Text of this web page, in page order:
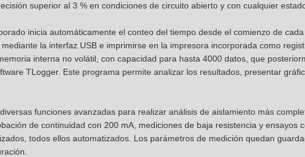
superior al 3 % en condiciones de circuito abierto y con cualquier
inicia automáticamente el conteo del tiempo desde el comienzo de
la interfaz USB e imprimirse en la impresora incorporada como
interna no volátil, con capacidad para hasta 4000 datos, que
TLogger. Este programa permite analizar los resultados, presentar
funciones avanzadas para realizar análisis de aislamiento más
de continuidad con 200 mA, mediciones de baja resistencia y ensayos
todos ellos automatizados. Los parámetros de medición quedan